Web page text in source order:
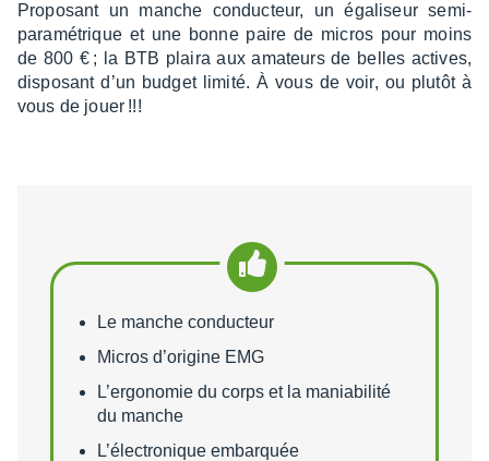
Propo­sant un manche conduc­teur, un égali­seur semi-
para­mé­trique et une bonne paire de micros pour moins
de 800 € ; la BTB plaira aux amateurs de belles actives,
dispo­sant d’un budget limité. À vous de voir, ou plutôt à
vous de jouer !!!
Points forts
Le manche conducteur
Micros d’origine EMG
L’ergonomie du corps et la maniabilité
du manche
L’électronique embarquée